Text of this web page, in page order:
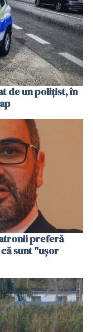
de un polițist, în
preferă
sunt "uşor